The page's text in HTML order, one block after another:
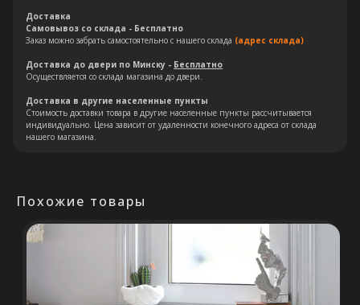
Доставка
Самовывоз со склада - Бесплатно
Заказ можно забрать самостоятельно с нашего склада (адрес склада)
Доставка до двери по Минску - Бесплатно
Осуществляется со склада магазина до двери.
Доставка в другие населенные пункты
Стоимость доставки товара в другие населенные пункты рассчитывается
индивидуально. Цена зависит от удаленности конечного адреса от склада
нашего магазина.
Похожие товары
Остались вопросы?
Оставьте свои контакты. Наш
специалист свяжется с Вами в
кратчайшие сроки. Мы знаем
насколько важно сделать
правильный выбор.
+375 (29) 652 34 03